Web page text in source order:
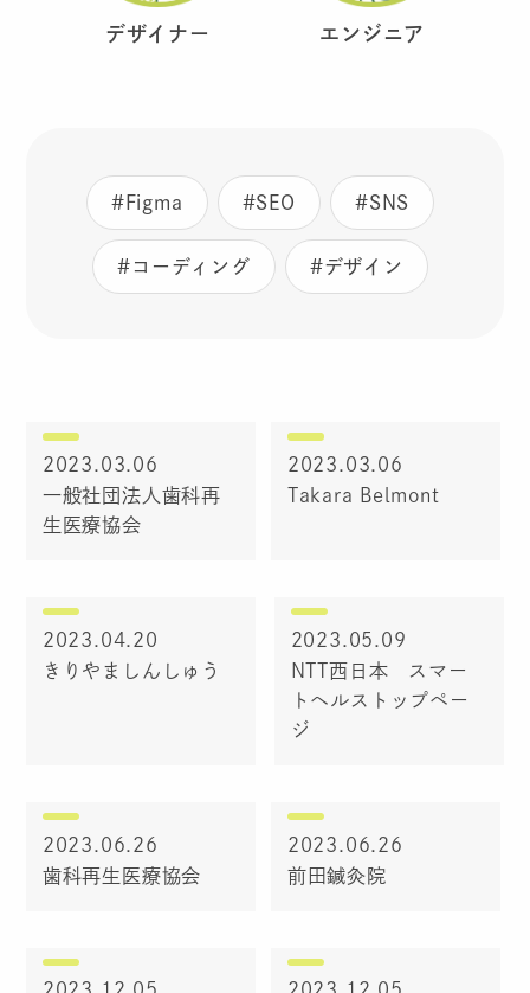
デザイナー エンジニア
#Figma #SEO #SNS
#コーディング #デザイン
2023.03.06
一般社団法人歯科再
生医療協会
2023.03.06
Takara Belmont
2023.04.20
きりやましんしゅう
2023.05.09
NTT西日本 スマー
トヘルストップペー
ジ
2023.06.26
歯科再生医療協会
2023.06.26
前田鍼灸院